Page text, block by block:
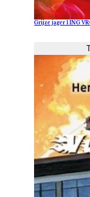
Grijze jager 1 ING